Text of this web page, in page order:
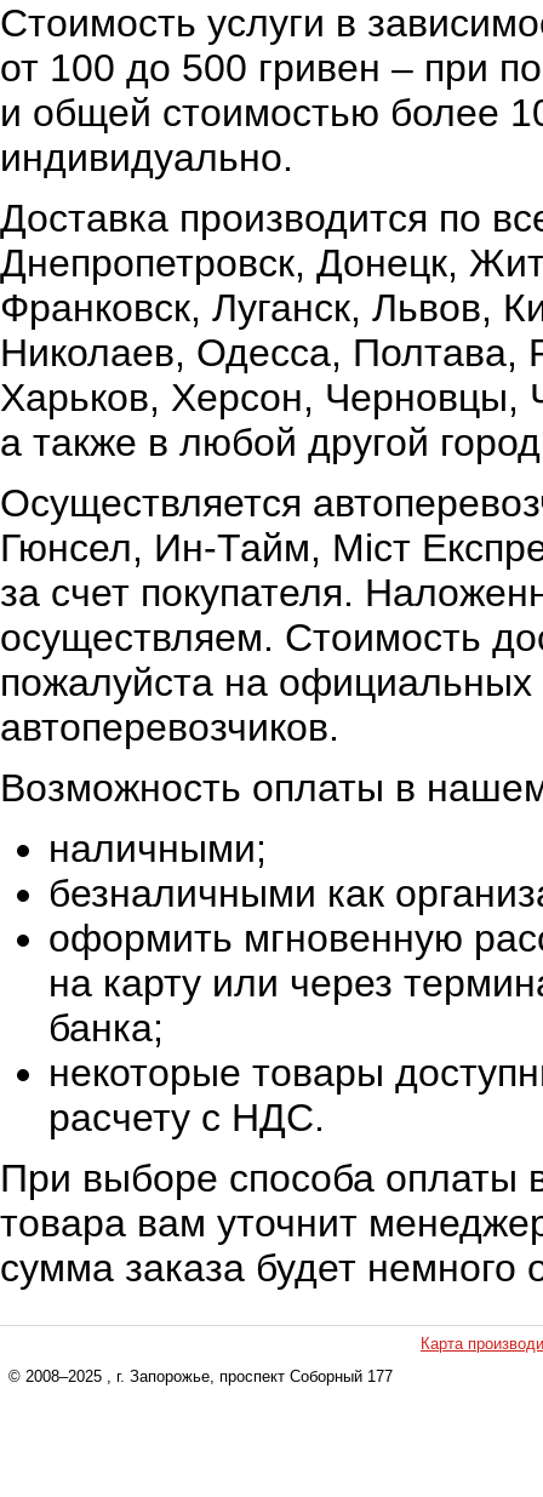
Стоимость услуги в
от 100 до 500 гривен – при
и общей стоимостью более
индивидуально.
Доставка производится по
Днепропетровск, Донецк,
Франковск, Луганск, Львов,
Николаев, Одесса,
Харьков, Херсон, Черновцы,
а также в любой другой
Осуществляется
Гюнсел, Ин-Тайм, Міст
за счет покупателя.
осуществляем. Стоимость
пожалуйста на официальных
автоперевозчиков.
Возможность оплаты в
наличными;
безналичными как
оформить мгновенную
на карту или через
банка;
некоторые товары
расчету с НДС.
При выборе способа оплаты
товара вам уточнит
сумма заказа будет немного
Карта
© 2008–2025 , г. Запорожье, проспект Соборный 177